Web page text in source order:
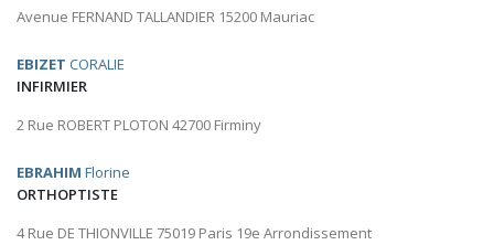
Avenue FERNAND TALLANDIER 15200 Mauriac
EBIZET CORALIE
INFIRMIER
2 Rue ROBERT PLOTON 42700 Firminy
EBRAHIM Florine
ORTHOPTISTE
4 Rue DE THIONVILLE 75019 Paris 19e Arrondissement